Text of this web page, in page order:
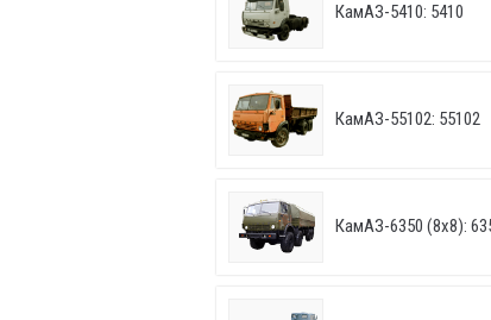
КамАЗ-5410: 5410
КамАЗ-55102: 55102
КамАЗ-6350 (8х8):